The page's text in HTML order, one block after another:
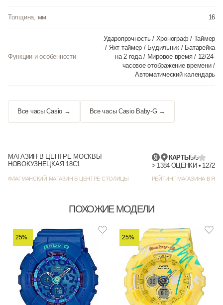
Толщина, мм 16
Функции и особенности
Ударопрочность / Хронограф / Таймер
/ Яхт-таймер / Будильник / Батарейка
на 2 года / Мировое время / 12/24-
часовое отображение времени /
Автоматический календарь
Все часы Casio → Все часы Casio Baby-G →
МАГАЗИН В ЦЕНТРЕ МОСКВЫ
НОВОКУЗНЕЦКАЯ 18С1
ФЛАГМАНСКИЙ МАГАЗИН В ЦЕНТРЕ СТОЛИЦЫ
КАРТЫ5/5
РЕЙТИНГ МАГАЗИНА В
ПОХОЖИЕ МОДЕЛИ
25% 25%